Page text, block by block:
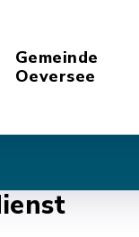
Gemeinde
Oeversee